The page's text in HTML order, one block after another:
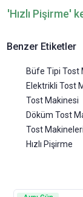
'Hızlı Pişirme'
Benzer Etiketler
Büfe Tipi Tost
Elektrikli Tost
Tost Makinesi
Döküm Tost
Tost Makineleri
Hızlı Pişirme